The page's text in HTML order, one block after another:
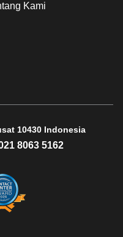
Kami
10430 Indonesia
8063 5162